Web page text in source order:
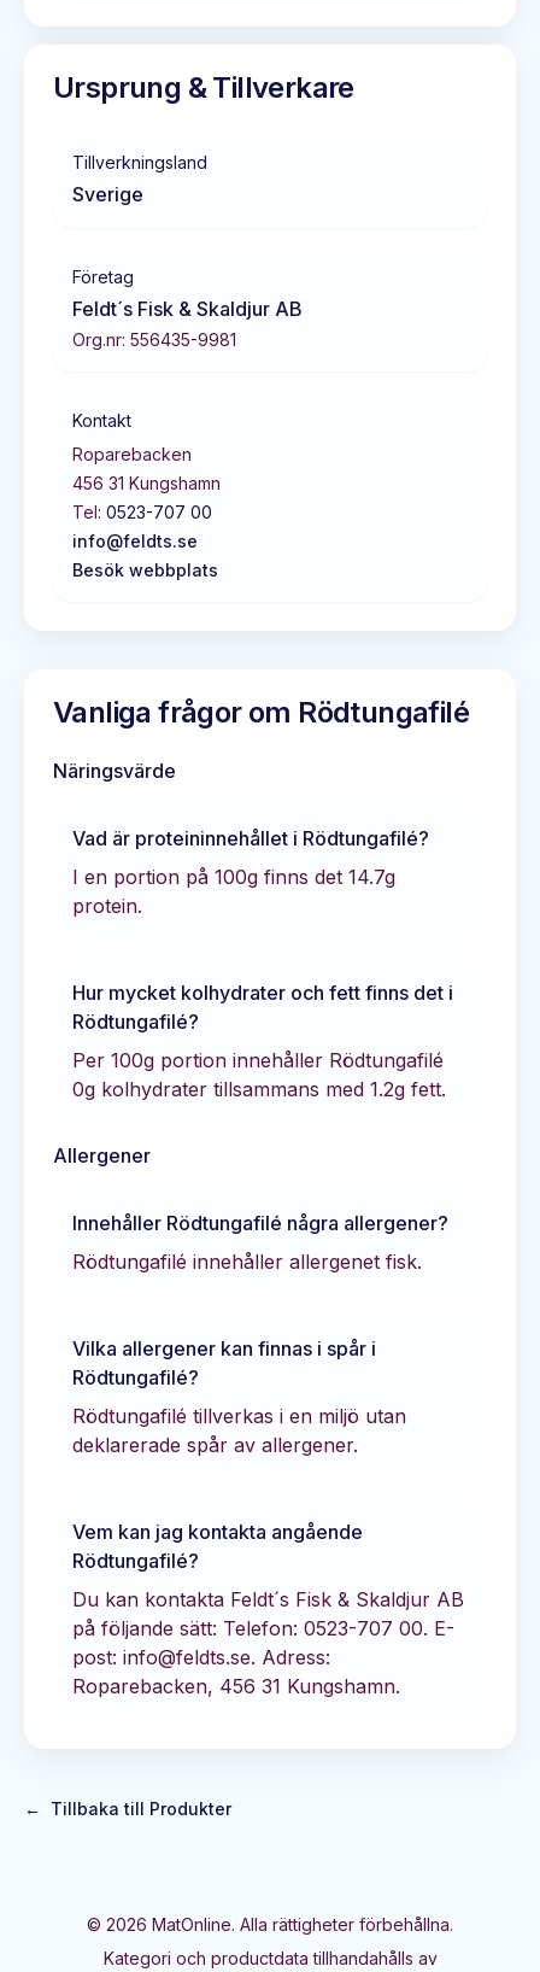
Ursprung & Tillverkare
Tillverkningsland
Sverige
Företag
Feldt´s Fisk & Skaldjur AB
Org.nr: 556435-9981
Kontakt
Roparebacken
456 31 Kungshamn
Tel: 0523-707 00
info@feldts.se
Besök webbplats
Vanliga frågor om Rödtungafilé
Näringsvärde
Vad är proteininnehållet i Rödtungafilé?
I en portion på 100g finns det 14.7g
protein.
Hur mycket kolhydrater och fett finns det i
Rödtungafilé?
Per 100g portion innehåller Rödtungafilé
0g kolhydrater tillsammans med 1.2g fett.
Allergener
Innehåller Rödtungafilé några allergener?
Rödtungafilé innehåller allergenet fisk.
Vilka allergener kan finnas i spår i
Rödtungafilé?
Rödtungafilé tillverkas i en miljö utan
deklarerade spår av allergener.
Vem kan jag kontakta angående
Rödtungafilé?
Du kan kontakta Feldt´s Fisk & Skaldjur AB
på följande sätt: Telefon: 0523-707 00. E-
post: info@feldts.se. Adress:
Roparebacken, 456 31 Kungshamn.
← Tillbaka till Produkter
© 2026 MatOnline. Alla rättigheter förbehållna.
Kategori och productdata tillhandahålls av